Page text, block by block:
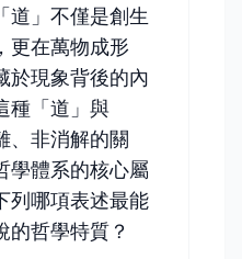
道」不僅是創生
更在萬物成形
於現象背後的內
種「道」與
、非消解的關
學體系的核心屬
列哪項表述最能
的哲學特質？